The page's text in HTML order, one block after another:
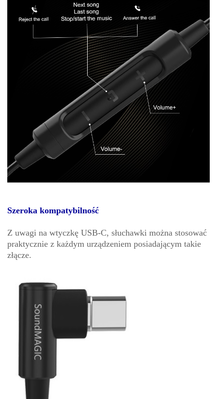
Szeroka kompatybilność
Z uwagi na wtyczkę USB-C, słuchawki można stosować
praktycznie z każdym urządzeniem posiadającym takie
złącze.